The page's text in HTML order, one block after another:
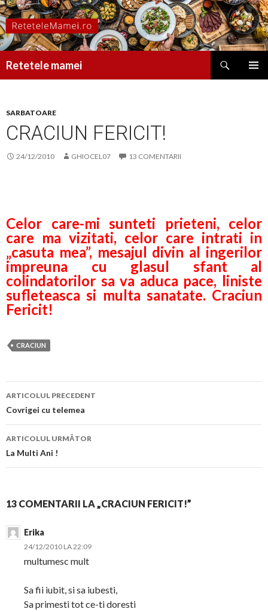
Retetele mamei
SARBATOARE
CRACIUN FERICIT!
24/12/2010 GHIOCEL07 13 COMENTARII
Celor care-mi sunteti prieteni, celor
care ma vizitati, celor care intrati in
„casuta mea”, mesajul divin al ingerilor
impreuna cu glasul sfant al
colindatorilor sa va aduca pace, liniste
sufleteasca si multa sanatate. Craciun
Fericit!
CRACIUN
Navigare
în
articol
ARTICOLUL PRECEDENT
Covrigei cu telemea
ARTICOLUL URMĂTOR
La Multi Ani !
13 COMENTARII LA „CRACIUN FERICIT!”
Erika
24/12/2010 LA 22:09
multumesc mult
Sa fii iubit, si sa iubesti,
Sa primesti tot ce-ti doresti